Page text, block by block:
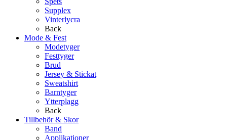
Supplex
Vinterlycra
Back
Mode & Fest
Modetyger
Festtyger
Brud
Jersey & Stickat
Sweatshirt
Barntyger
Ytterplagg
Back
Tillbehör & Skor
Band
Applikationer